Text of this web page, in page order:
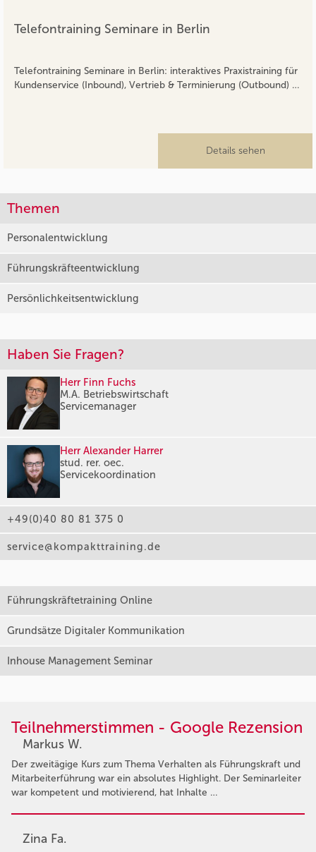
Telefontraining Seminare in Berlin
Telefontraining Seminare in Berlin: interaktives Praxistraining für
Kundenservice (Inbound), Vertrieb & Terminierung (Outbound) …
Details sehen
Themen
Personalentwicklung
Führungskräfteentwicklung
Persönlichkeitsentwicklung
Haben Sie Fragen?
Herr Finn Fuchs
M.A. Betriebswirtschaft
Servicemanager
Herr Alexander Harrer
stud. rer. oec.
Servicekoordination
+49(0)40 80 81 375 0
service@kompakttraining.de
Führungskräftetraining Online
Grundsätze Digitaler Kommunikation
Inhouse Management Seminar
Teilnehmerstimmen - Google Rezension
Markus W.
Der zweitägige Kurs zum Thema Verhalten als Führungskraft und
Mitarbeiterführung war ein absolutes Highlight. Der Seminarleiter
war kompetent und motivierend, hat Inhalte …
Zina Fa.